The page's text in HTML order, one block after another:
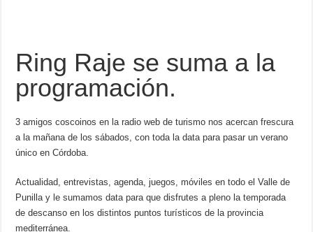
Ring Raje se suma a la
programación.
3 amigos coscoinos en la radio web de turismo nos acercan frescura
a la mañana de los sábados, con toda la data para pasar un verano
único en Córdoba.
Actualidad, entrevistas, agenda, juegos, móviles en todo el Valle de
Punilla y le sumamos data para que disfrutes a pleno la temporada
de descanso en los distintos puntos turísticos de la provincia
mediterránea.